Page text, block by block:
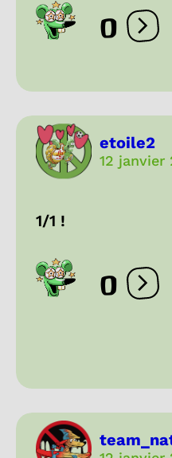
0
etoile2
12 janvier
1/1 !
0